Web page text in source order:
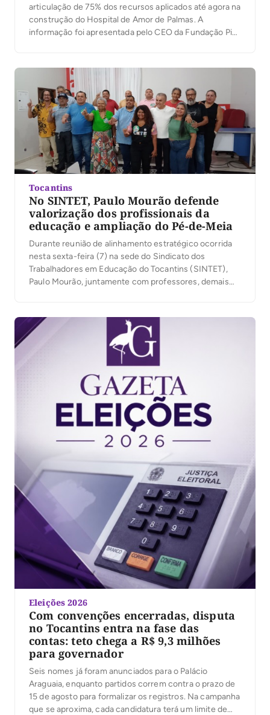
articulação de 75% dos recursos aplicados até agora na
construção do Hospital de Amor de Palmas. A
informação foi apresentada pelo CEO da Fundação Pio
e Maranhão, realizado neste sábado (8), na […]
Tocantins
No SINTET, Paulo Mourão defende
valorização dos profissionais da
educação e ampliação do Pé-de-Meia
Durante reunião de alinhamento estratégico ocorrida
nesta sexta-feira (7) na sede do Sindicato dos
Trabalhadores em Educação do Tocantins (SINTET),
Paulo Mourão, juntamente com professores, demais
candidaturas que apoiam o governo Lula e melhorias na
educação. Paulo Mourão exaltou a história de Lula, […]
Eleições 2026
Com convenções encerradas, disputa
no Tocantins entra na fase das
contas: teto chega a R$ 9,3 milhões
para governador
Seis nomes já foram anunciados para o Palácio
Araguaia, enquanto partidos correm contra o prazo de
15 de agosto para formalizar os registros. Na campanha
que se aproxima, cada candidatura terá um limite de